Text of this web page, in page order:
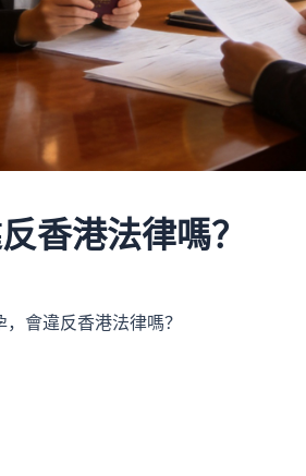
香港法律嗎？
會違反香港法律嗎？